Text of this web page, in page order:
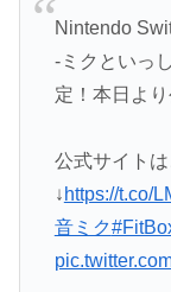
Nintendo
-ミクといっ
定！本日よ
公式サイト
↓ https://t.co/
音ミク